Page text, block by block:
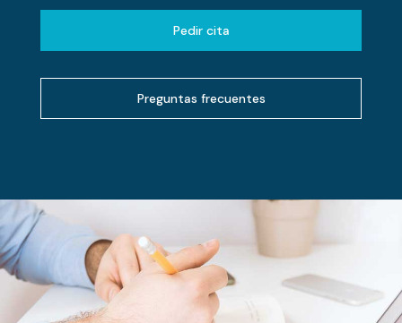
Pedir cita
Preguntas frecuentes